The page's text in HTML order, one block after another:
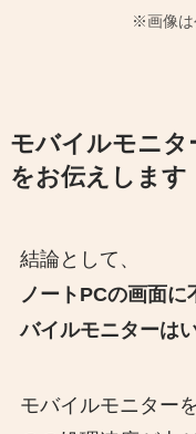
※画像は
モバイルモニタ
をお伝えします
結論として、
ノートPCの画面に
バイルモニターは
モバイルモニター